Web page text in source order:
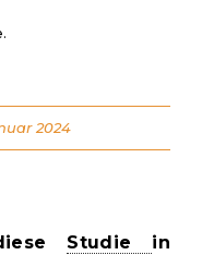
Studie in
2024